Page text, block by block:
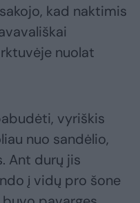
kad naktimis
nuolat
vyriškis
nuo sandėlio,
Ant durų jis
į vidų pro šone